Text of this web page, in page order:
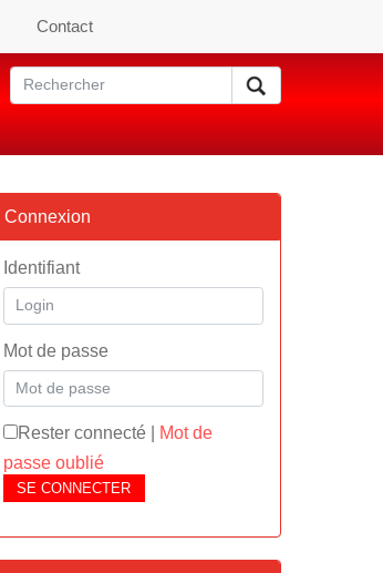
Contact
Connexion
Identifiant
Mot de passe
Rester connecté|
Mot de
passe oublié
SE CONNECTER